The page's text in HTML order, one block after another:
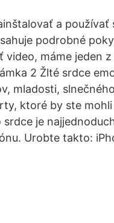
a používať
podrobné
video, máme jeden
2 Žlté srdce
mladosti,
ktoré by ste
je
Urobte takto: